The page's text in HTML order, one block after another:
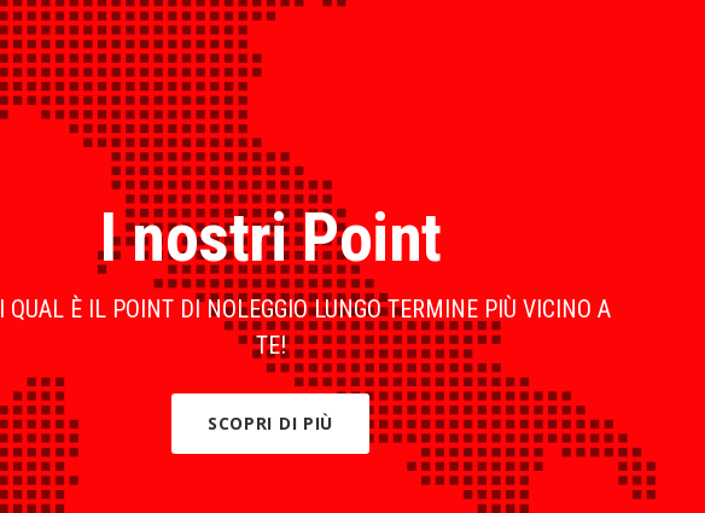
I nostri Point
QUAL È IL POINT DI NOLEGGIO LUNGO TERMINE PIÙ VICINO A
TE!
SCOPRI DI PIÙ